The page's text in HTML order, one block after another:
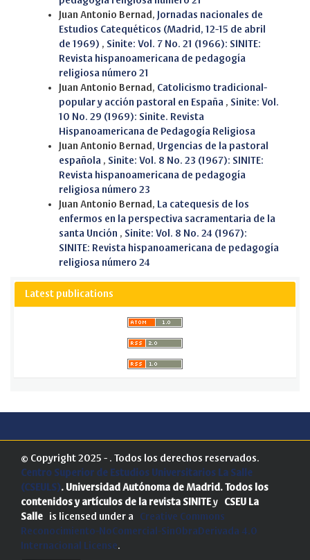
Juan Antonio Bernad, Jornadas nacionales de
Estudios Catequéticos (Madrid, 12-15 de abril
de 1969) , Sinite: Vol. 7 No. 21 (1966): SINITE:
Revista hispanoamericana de pedagogía
religiosa número 21
Juan Antonio Bernad, Catolicismo tradicional-
popular y acción pastoral en España , Sinite: Vol.
10 No. 29 (1969): Sinite. Revista
Hispanoamericana de Pedagogía Religiosa
Juan Antonio Bernad, Urgencias de la pastoral
española , Sinite: Vol. 8 No. 23 (1967): SINITE:
Revista hispanoamericana de pedagogía
religiosa número 23
Juan Antonio Bernad, La catequesis de los
enfermos en la perspectiva sacramentaria de la
santa Unción , Sinite: Vol. 8 No. 24 (1967):
SINITE: Revista hispanoamericana de pedagogía
religiosa número 24
Latest publications
© Copyright 2025 - . Todos los derechos reservados.
Centro Superior de Estudios Universitarios La Salle
(CSEULS). Universidad Autónoma de Madrid. Todos los
contenidos y artículos de la revista SINITEy CSEU La
Salle is licensed under a Creative Commons
Reconocimiento-NoComercial-SinObraDerivada 4.0
Internacional License.